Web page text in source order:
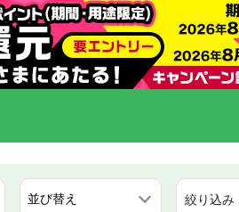
絞り込み